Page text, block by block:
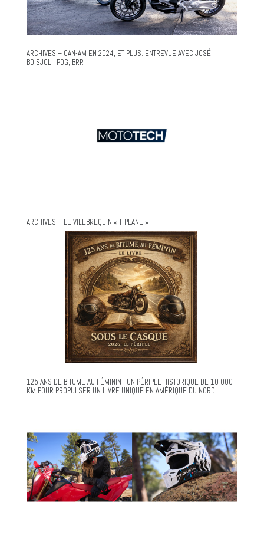
ARCHIVES – CAN-AM EN 2024, ET PLUS. ENTREVUE AVEC JOSÉ
BOISJOLI, PDG, BRP.
ARCHIVES – LE VILEBREQUIN « T-PLANE »
125 ANS DE BITUME AU FÉMININ : UN PÉRIPLE HISTORIQUE DE 10 000
KM POUR PROPULSER UN LIVRE UNIQUE EN AMÉRIQUE DU NORD